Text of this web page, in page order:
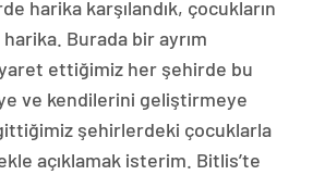
harika karşılandık, çocukların
Burada bir ayrım
ettiğimiz her şehirde bu
ve kendilerini geliştirmeye
şehirlerdeki çocuklarla
açıklamak isterim. Bitlis’te